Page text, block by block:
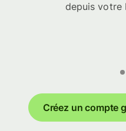
depuis votre
Créez un compte